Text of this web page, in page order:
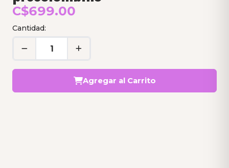
C$699.00
Cantidad:
Agregar al Carrito